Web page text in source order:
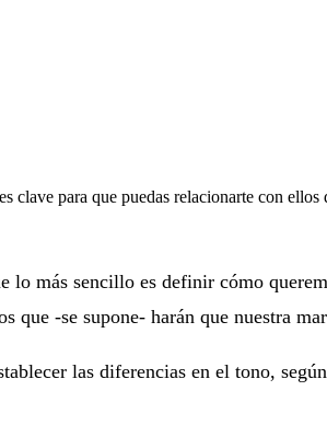
para que puedas relacionarte con ellos
más sencillo es definir cómo
-se supone- harán que nuestra
las diferencias en el tono,